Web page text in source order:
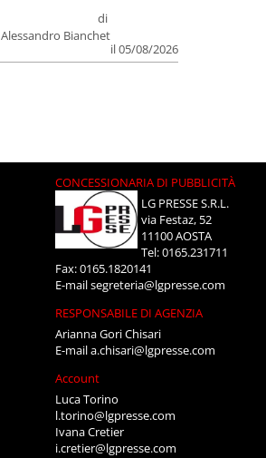
di
Alessandro Bianchet
il 05/08/2026
CONCESSIONARIA DI PUBBLICITÀ
LG PRESSE S.R.L.
via Festaz, 52
11100 AOSTA
Tel: 0165.231711
Fax: 0165.1820141
E-mailsegreteria@lgpresse.com
RESPONSABILE DI AGENZIA
Arianna Gori Chisari
E-maila.chisari@lgpresse.com
Account
Luca Torino
l.torino@lgpresse.com
Ivana Cretier
i.cretier@lgpresse.com